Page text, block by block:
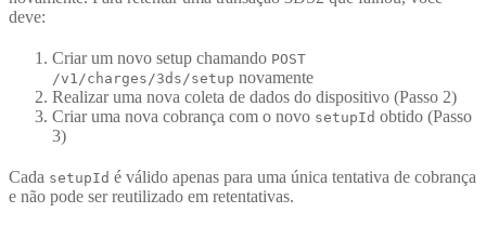
deve:
Criar um novo setup chamando POST
/v1/charges/3ds/setup novamente
Realizar uma nova coleta de dados do dispositivo (Passo 2)
Criar uma nova cobrança com o novo setupId obtido (Passo
3)
Cada setupId é válido apenas para uma única tentativa de cobrança
e não pode ser reutilizado em retentativas.